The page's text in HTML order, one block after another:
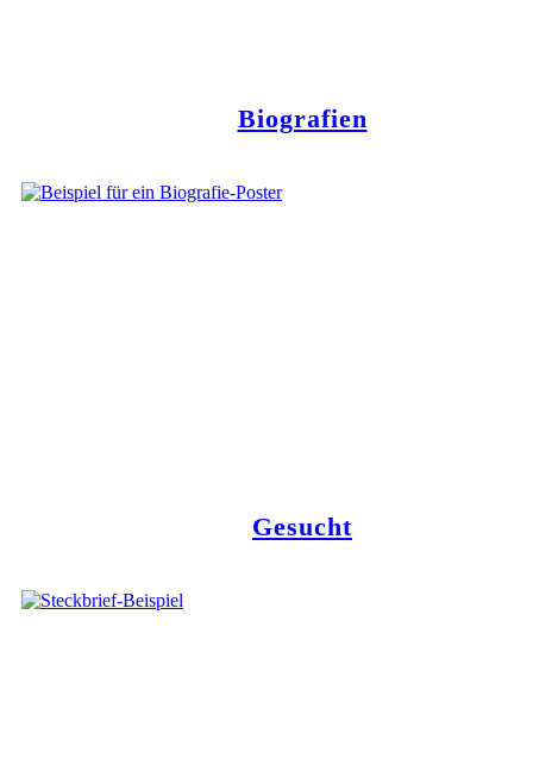
Biografien
Gesucht